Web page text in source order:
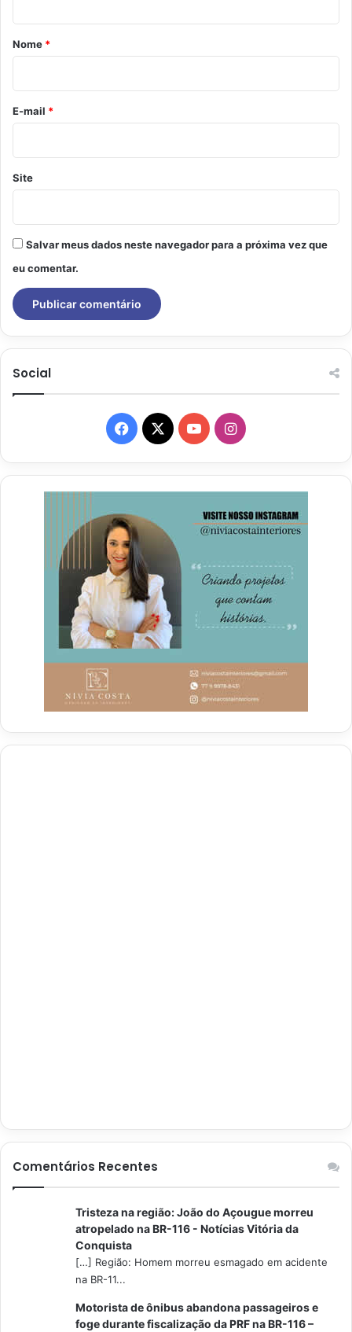
r
o
*
Nome *
E-mail *
Site
Salvar meus dados neste navegador para a próxima vez que
eu comentar.
Social
Facebook
X YouTubeInstagram
Comentários Recentes
Tristeza na região: João do Açougue morreu
atropelado na BR-116 - Notícias Vitória da
Conquista
[…] Região: Homem morreu esmagado em acidente
na BR-11...
Motorista de ônibus abandona passageiros e
foge durante fiscalização da PRF na BR-116 –